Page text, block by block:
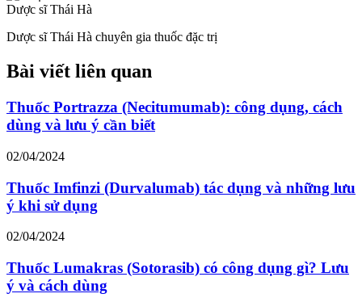
Dược sĩ Thái Hà
Dược sĩ Thái Hà chuyên gia thuốc đặc trị
Bài viết liên quan
Thuốc Portrazza (Necitumumab): công dụng, cách
dùng và lưu ý cần biết
02/04/2024
Thuốc Imfinzi (Durvalumab) tác dụng và những lưu
ý khi sử dụng
02/04/2024
Thuốc Lumakras (Sotorasib) có công dụng gì? Lưu
ý và cách dùng